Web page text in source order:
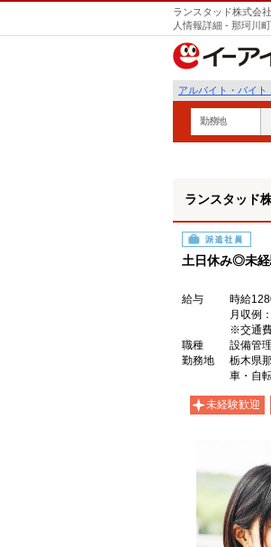
ランスタッド株式会
人情報詳細 - 那珂川
アルバイト・バイト
勤務地
ランスタッド
派遣社員
土日休み◎未経
給与
時給
月収例
※交通費
職種
設備管
勤務地
栃木県
車・自
未経験歓迎